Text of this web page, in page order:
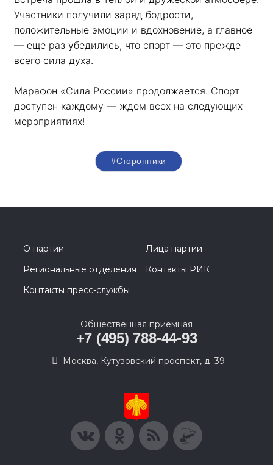
Участники получили заряд бодрости,
положительные эмоции и вдохновение, а главное
— еще раз убедились, что спорт — это прежде
всего сила духа.
Марафон «Сила России» продолжается. Спорт
доступен каждому — ждем всех на следующих
мероприятиях!
#Сторонники
О партии
Лица партии
Региональные отделения
Контакты РИК
Контакты пресс-службы
Общественная приемная
+7 (495) 788-44-93
Москва, Кутузовский проспект, д. 39